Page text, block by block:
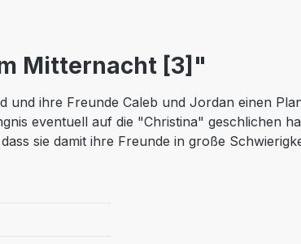
Mitternacht [3]"
ihre Freunde Caleb und Jordan einen
eventuell auf die "Christina" geschlichen
sie damit ihre Freunde in große